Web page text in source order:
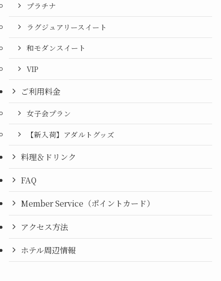
プラチナ
ラグジュアリースイート
和モダンスイート
VIP
ご利用料金
女子会プラン
【新入荷】アダルトグッズ
料理＆ドリンク
FAQ
Member Service（ポイントカード）
アクセス方法
ホテル周辺情報